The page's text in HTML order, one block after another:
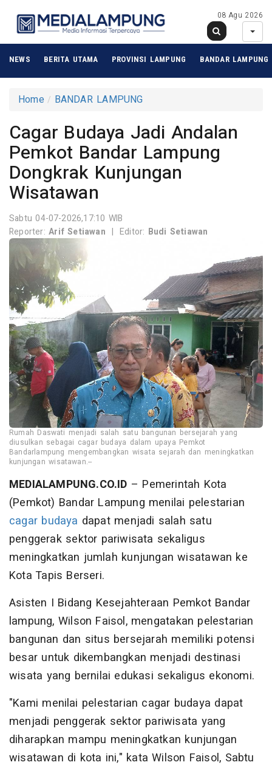
08 Agu 2026
NEWS BERITA UTAMA PROVINSI LAMPUNG BANDAR LAMPUNG
Home BANDAR LAMPUNG
Cagar Budaya Jadi Andalan
Pemkot Bandar Lampung
Dongkrak Kunjungan
Wisatawan
Sabtu 04-07-2026,17:10 WIB
Reporter:Arif Setiawan | Editor: Budi Setiawan
Rumah Daswati menjadi salah satu bangunan bersejarah yang
diusulkan sebagai cagar budaya dalam upaya Pemkot
Bandarlampung mengembangkan wisata sejarah dan meningkatkan
kunjungan wisatawan.--
MEDIALAMPUNG.CO.ID – Pemerintah Kota
(Pemkot) Bandar Lampung menilai pelestarian
cagar budaya dapat menjadi salah satu
penggerak sektor pariwisata sekaligus
meningkatkan jumlah kunjungan wisatawan ke
Kota Tapis Berseri.
Asisten I Bidang Kesejahteraan Pemkot Bandar
lampung, Wilson Faisol, mengatakan pelestarian
bangunan dan situs bersejarah memiliki potensi
besar untuk dikembangkan menjadi destinasi
wisata yang bernilai edukasi sekaligus ekonomi.
"Kami menilai pelestarian cagar budaya dapat
menjadi penggerak sektor pariwisata yang
diharapkan mampu meningkatkan kunjungan
wisatawan di kota ini," kata Wilson Faisol, Sabtu